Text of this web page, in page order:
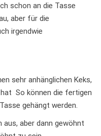
schon an die Tasse
aber für die
irgendwie
sehr anhänglichen Keks,
So können die fertigen
gehängt werden.
aber dann gewöhnt